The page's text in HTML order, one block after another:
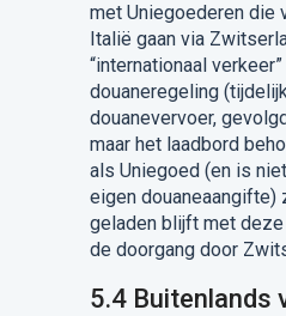
met Uniegoederen die
Italië gaan via
“internationaal
douaneregeling
douanevervoer,
maar het laadbord
als Uniegoed (en is
eigen douaneaangifte)
geladen blijft met deze
de doorgang door
5.4 Buitenlands